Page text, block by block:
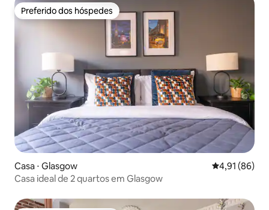
Preferido dos hóspedes
Preferido dos hóspedes
Casa ⋅ Glasgow 4,91 de uma
4,91 (86)
Casa ideal de 2 quartos em Glasgow